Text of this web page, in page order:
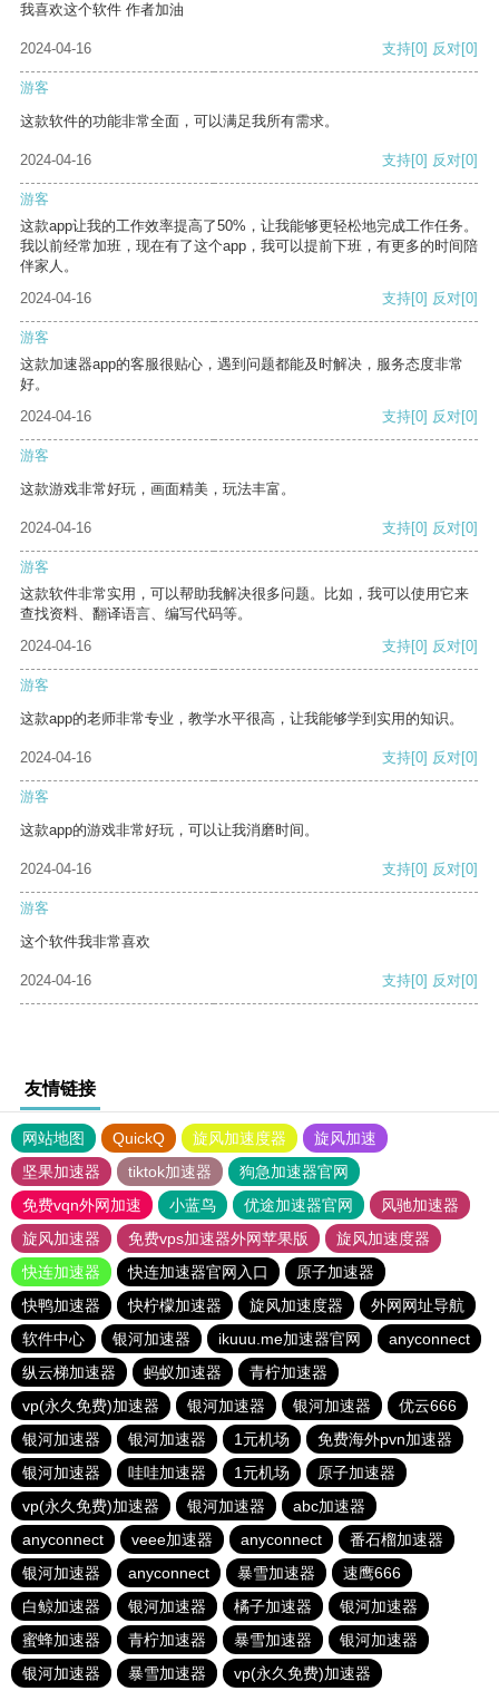
我喜欢这个软件 作者加油
2024-04-16 支持[0] 反对[0]
游客
这款软件的功能非常全面，可以满足我所有需求。
2024-04-16 支持[0] 反对[0]
游客
这款app让我的工作效率提高了50%，让我能够更轻松地完成工作任务。
我以前经常加班，现在有了这个app，我可以提前下班，有更多的时间陪
伴家人。
2024-04-16
支持[0] 反对[0]
游客
这款加速器app的客服很贴心，遇到问题都能及时解决，服务态度非常
好。
2024-04-16
支持[0] 反对[0]
游客
这款游戏非常好玩，画面精美，玩法丰富。
2024-04-16 支持[0] 反对[0]
游客
这款软件非常实用，可以帮助我解决很多问题。比如，我可以使用它来
查找资料、翻译语言、编写代码等。
2024-04-16
支持[0] 反对[0]
游客
这款app的老师非常专业，教学水平很高，让我能够学到实用的知识。
2024-04-16 支持[0] 反对[0]
游客
这款app的游戏非常好玩，可以让我消磨时间。
2024-04-16 支持[0] 反对[0]
游客
这个软件我非常喜欢
2024-04-16 支持[0] 反对[0]
友情链接
网站地图 QuickQ 旋风加速度器
旋风加速
坚果加速器
tiktok加速器
狗急加速器官网
免费vqn外网加速
小蓝鸟 优途加速器官网
风驰加速器
旋风加速器
免费vps加速器外网苹果版
旋风加速度器
快连加速器
快连加速器官网入口
原子加速器
快鸭加速器
快柠檬加速器 旋风加速度器
外网网址导航
软件中心
银河加速器 ikuuu.me加速器官网
anyconnect
纵云梯加速器
蚂蚁加速器
青柠加速器
vp(永久免费)加速器
银河加速器 银河加速器
优云666
银河加速器
银河加速器 1元机场
免费海外pvn加速器
银河加速器
哇哇加速器 1元机场
原子加速器
vp(永久免费)加速器
银河加速器
abc加速器
anyconnect
veee加速器 anyconnect
番石榴加速器
银河加速器
anyconnect 暴雪加速器
速鹰666
白鲸加速器
银河加速器 橘子加速器
银河加速器
蜜蜂加速器
青柠加速器 暴雪加速器
银河加速器
银河加速器
暴雪加速器 vp(永久免费)加速器